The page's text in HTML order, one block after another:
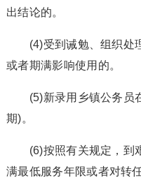
出结论的。
(4)受到诫勉、组织处
或者期满影响使用的。
(5)新录用乡镇公务员在
期)。
(6)按照有关规定，到艰
满最低服务年限或者对转